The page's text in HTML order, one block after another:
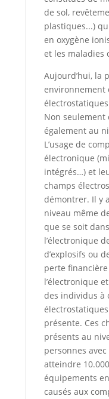
de sol,
plastiques...)
en oxygène
et les maladies
Aujourd’hui, la
environnement
Non seulement
également au
L’usage de
électronique
intégrés…) et
champs
démontrer. Il y
niveau même
que se soit
l’électronique
d’explosifs ou
perte
l’électronique
des individus à
présente. Ces
présents au
personnes
atteindre
équipements
causés aux